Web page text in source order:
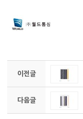
이전글
다음글